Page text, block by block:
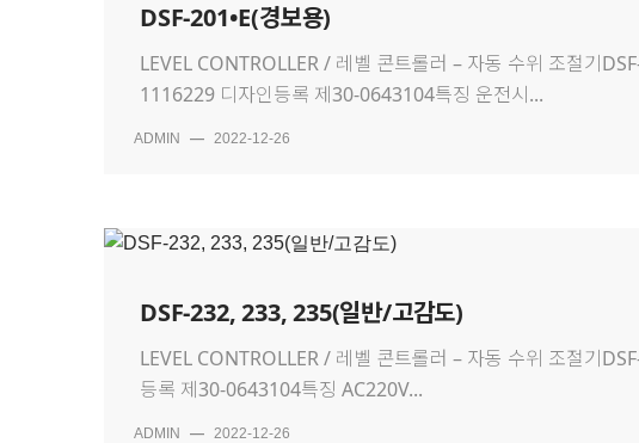
DSF-201•E(경보용)
LEVEL CONTROLLER / 레벨 콘트롤러 – 자동 수위 조절기
1116229 디자인등록 제30-0643104특징 운전시...
ADMIN — 2022-12-26
DSF-232, 233, 235(일반/고감도)
LEVEL CONTROLLER / 레벨 콘트롤러 – 자동 수위 조절기
등록 제30-0643104특징 AC220V...
ADMIN — 2022-12-26